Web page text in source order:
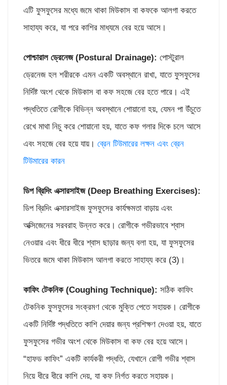
এটি ফুসফুসের মধ্যে জমে থাকা মিউকাস বা কফকে আলগা করতে
সাহায্য করে, যা পরে কাশির মাধ্যমে বের হয়ে আসে।
পোশ্চারাল ড্রেনেজ (Postural Drainage): পোস্টুরাল
ড্রেনেজ হল শরীরকে এমন একটি অবস্থানে রাখা, যাতে ফুসফুসের
নির্দিষ্ট অংশ থেকে মিউকাস বা কফ সহজে বের হতে পারে। এই
পদ্ধতিতে রোগীকে বিভিন্ন অবস্থানে শোয়ানো হয়, যেমন পা উঁচুতে
রেখে মাথা নিচু করে শোয়ানো হয়, যাতে কফ গলার দিকে চলে আসে
এবং সহজে বের হয়ে যায়। ব্রেন টিউমারের লক্ষন এবং ব্রেন
টিউমারের কারন
ডিপ ব্রিদিং এক্সারসাইজ (Deep Breathing Exercises):
ডিপ ব্রিদিং এক্সারসাইজ ফুসফুসের কার্যক্ষমতা বাড়ায় এবং
অক্সিজেনের সরবরাহ উন্নত করে। রোগীকে গভীরভাবে শ্বাস
নেওয়ার এবং ধীরে ধীরে শ্বাস ছাড়ার জন্য বলা হয়, যা ফুসফুসের
ভিতরে জমে থাকা মিউকাস আলগা করতে সাহায্য করে (3)।
কাফিং টেকনিক (Coughing Technique): সঠিক কাফিং
টেকনিক ফুসফুসের সংক্রমণ থেকে মুক্তি পেতে সহায়ক। রোগীকে
একটি নির্দিষ্ট পদ্ধতিতে কাশি দেয়ার জন্য প্রশিক্ষণ দেওয়া হয়, যাতে
ফুসফুসের গভীর অংশ থেকে মিউকাস বা কফ বের হয়ে আসে।
“হাফড কাফিং” একটি কার্যকরী পদ্ধতি, যেখানে রোগী গভীর শ্বাস
নিয়ে ধীরে ধীরে কাশি দেয়, যা কফ নির্গত করতে সহায়ক।